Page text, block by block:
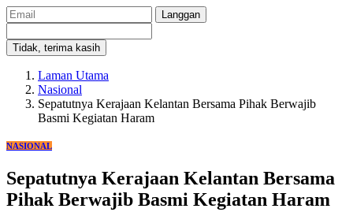
Langgan
Tidak, terima kasih
Laman Utama
Nasional
Sepatutnya Kerajaan Kelantan Bersama Pihak Berwajib
Basmi Kegiatan Haram
NASIONAL
Sepatutnya Kerajaan Kelantan Bersama
Pihak Berwajib Basmi Kegiatan Haram